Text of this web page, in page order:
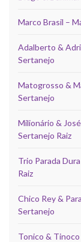
Marco Brasil –
Adalberto &
Sertanejo
Matogrosso &
Sertanejo
Milionário &
Sertanejo Raiz
Trio Parada
Raiz
Chico Rey &
Sertanejo
Tonico &